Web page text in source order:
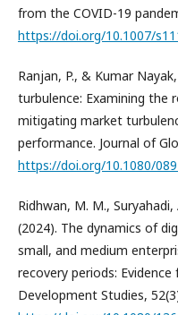
from the COVID-19
https://doi.org/10.1007/
Ranjan, P., & Kumar
turbulence: Examining the
mitigating market
performance. Journal of
https://doi.org/10.1080/
Ridhwan, M. M.,
(2024). The dynamics of
small, and medium
recovery periods:
Development Studies,